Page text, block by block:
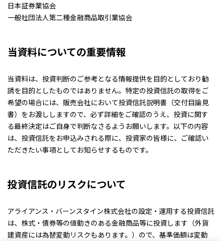
日本証券業協会
一般社団法人第二種金融商品取引業協会
当資料についての重要情報
当資料は、投資判断のご参考となる情報提供を目的としており勧
誘を目的としたものではありません。特定の投資信託の取得をご
希望の場合には、販売会社において投資信託説明書（交付目論見
書）をお渡ししますので、必ず詳細をご確認のうえ、投資に関す
る最終決定はご自身で判断なさるようお願いします。以下の内容
は、投資信託をお申込みされる際に、投資家の皆様に、ご確認い
ただきたい事項としてお知らせするものです。
投資信託のリスクについて
アライアンス・バーンスタイン株式会社の設定・運用する投資信託
は、株式・債券等の値動きのある金融商品等に投資します（外貨
建資産には為替変動リスクもあります。）ので、基準価額は変動